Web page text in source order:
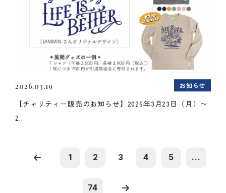
2026.03.19 お知らせ
【チャリティー販売のお知らせ】2026年3月23日（月）〜
2...
1 2 3 4 5 ...
74